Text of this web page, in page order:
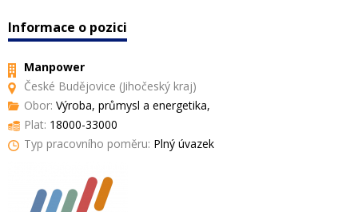
Informace o pozici
Manpower
České Budějovice (Jihočeský kraj)
Obor: Výroba, průmysl a energetika,
Plat: 18000-33000
Typ pracovního poměru: Plný úvazek